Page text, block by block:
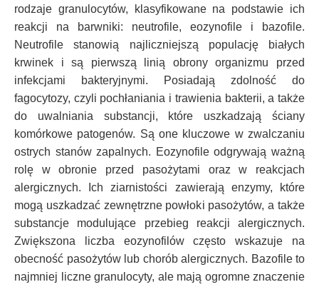
rodzaje granulocytów, klasyfikowane na podstawie ich
reakcji na barwniki: neutrofile, eozynofile i bazofile.
Neutrofile stanowią najliczniejszą populację białych
krwinek i są pierwszą linią obrony organizmu przed
infekcjami bakteryjnymi. Posiadają zdolność do
fagocytozy, czyli pochłaniania i trawienia bakterii, a także
do uwalniania substancji, które uszkadzają ściany
komórkowe patogenów. Są one kluczowe w zwalczaniu
ostrych stanów zapalnych. Eozynofile odgrywają ważną
rolę w obronie przed pasożytami oraz w reakcjach
alergicznych. Ich ziarnistości zawierają enzymy, które
mogą uszkadzać zewnętrzne powłoki pasożytów, a także
substancje modulujące przebieg reakcji alergicznych.
Zwiększona liczba eozynofilów często wskazuje na
obecność pasożytów lub chorób alergicznych. Bazofile to
najmniej liczne granulocyty, ale mają ogromne znaczenie